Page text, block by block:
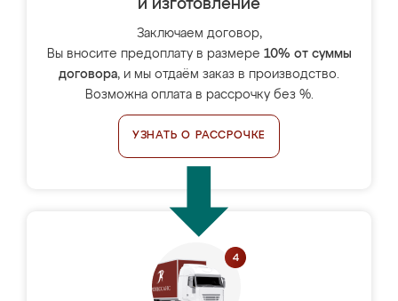
и изготовление
Заключаем договор,
Вы вносите предоплату в размере 10% от суммы
договора, и мы отдаём заказ в производство.
Возможна оплата в рассрочку без %.
УЗНАТЬ О РАССРОЧКЕ